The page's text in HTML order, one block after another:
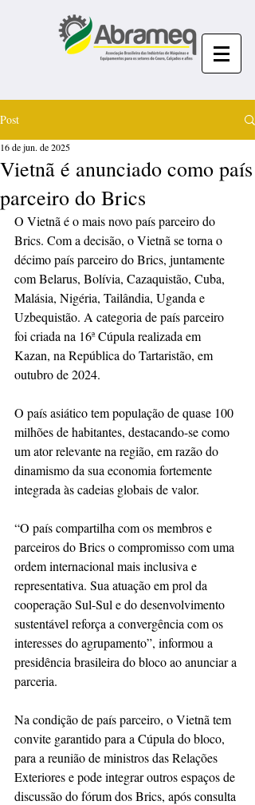
Post
Vietnã é anunciado como país
parceiro do Brics
16 de jun. de 2025
O Vietnã é o mais novo país parceiro do
Brics. Com a decisão, o Vietnã se torna o
décimo país parceiro do Brics, juntamente
com Belarus, Bolívia, Cazaquistão, Cuba,
Malásia, Nigéria, Tailândia, Uganda e
Uzbequistão. A categoria de país parceiro
foi criada na 16ª Cúpula realizada em
Kazan, na República do Tartaristão, em
outubro de 2024.
O país asiático tem população de quase 100
milhões de habitantes, destacando-se como
um ator relevante na região, em razão do
dinamismo da sua economia fortemente
integrada às cadeias globais de valor.
“O país compartilha com os membros e
parceiros do Brics o compromisso com uma
ordem internacional mais inclusiva e
representativa. Sua atuação em prol da
cooperação Sul-Sul e do desenvolvimento
sustentável reforça a convergência com os
interesses do agrupamento”, informou a
presidência brasileira do bloco ao anunciar a
parceria.
Na condição de país parceiro, o Vietnã tem
convite garantido para a Cúpula do bloco,
para a reunião de ministros das Relações
Exteriores e pode integrar outros espaços de
discussão do fórum dos Brics, após consulta